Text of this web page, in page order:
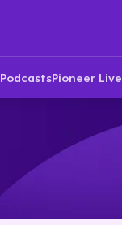
PodcastsPioneer Live